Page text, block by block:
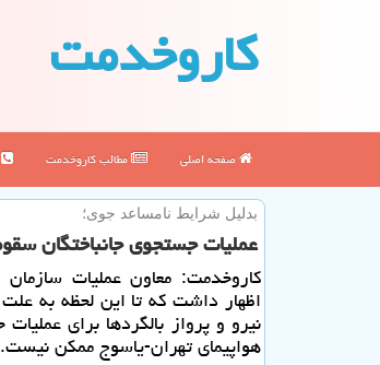
كاروخدمت
صفحه اصلی مطالب كاروخدمت
بدلیل شرایط نامساعد جوی؛
عملیات جستجوی جانباختگان
كاروخدمت: معاون عملیات
اظهار داشت كه تا این لحظه به
نیرو و پرواز بالگردها برای
هواپیمای تهران-یاسوج ممكن نیست.